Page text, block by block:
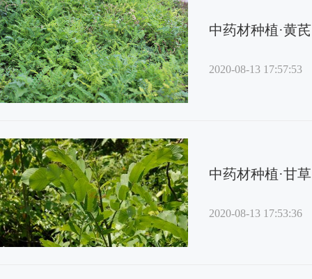
中药材种植·黄芪
2020-08-13 17:57:53
中药材种植·甘草
2020-08-13 17:53:36